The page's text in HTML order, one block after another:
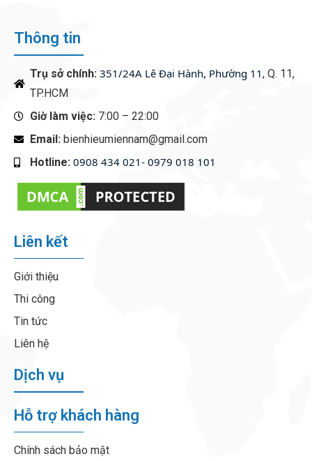
Thông tin
Trụ sở chính: 351/24A Lê Đại Hành, Phường 11, Q. 11,
TP.HCM
Giờ làm việc: 7:00 – 22:00
Email: bienhieumiennam@gmail.com
Hotline: 0908 434 021- 0979 018 101
Liên kết
Giới thiệu
Thi công
Tin tức
Liên hệ
Dịch vụ
Hỗ trợ khách hàng
Chính sách bảo mật